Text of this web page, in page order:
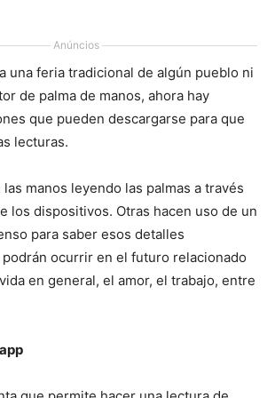
Anúncios
una feria tradicional de algún pueblo ni
de palma de manos, ahora hay
que pueden descargarse para que
lecturas.
manos leyendo las palmas a través
los dispositivos. Otras hacen uso de un
para saber esos detalles
ocurrir en el futuro relacionado
en general, el amor, el trabajo, entre